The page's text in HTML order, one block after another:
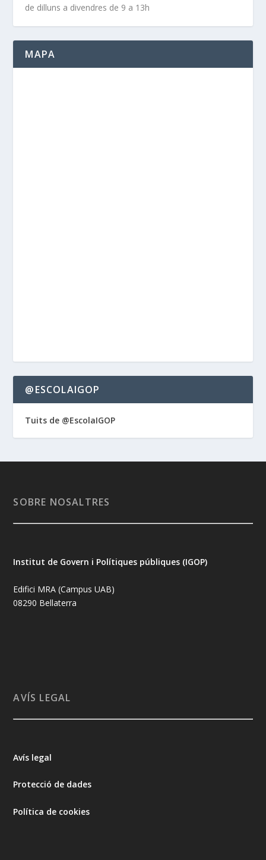
de dilluns a divendres de 9 a 13h
MAPA
@ESCOLAIGOP
Tuits de @EscolaIGOP
SOBRE NOSALTRES
Institut de Govern i Polítiques públiques (IGOP)
Edifici MRA (Campus UAB)
08290 Bellaterra
AVÍS LEGAL
Avís legal
Protecció de dades
Política de cookies